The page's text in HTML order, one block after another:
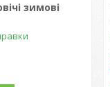
зимові